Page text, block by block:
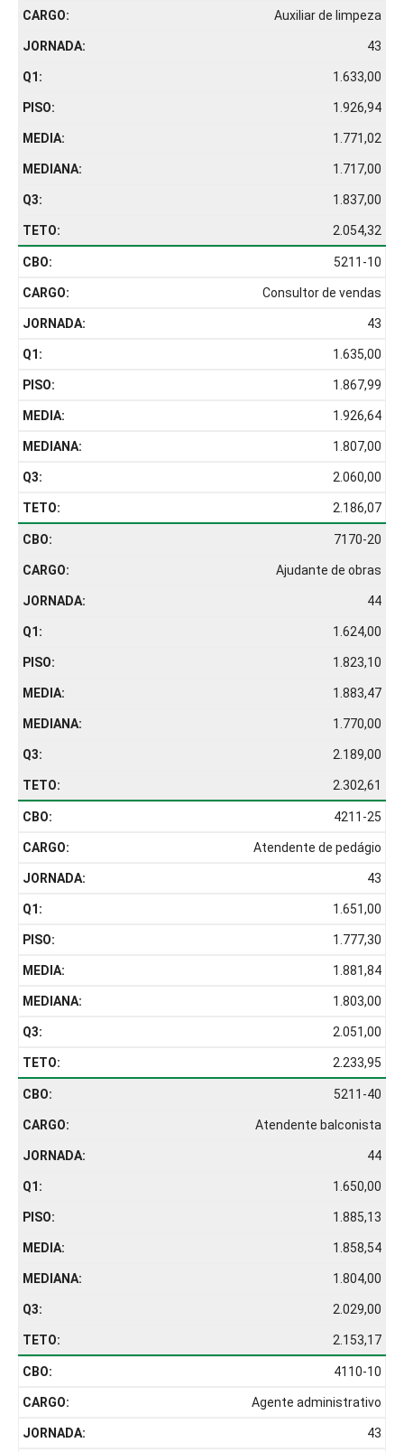
Auxiliar de limpeza
43
1.633,00
1.926,94
1.771,02
1.717,00
1.837,00
2.054,32
5211-10
Consultor de vendas
43
1.635,00
1.867,99
1.926,64
1.807,00
2.060,00
2.186,07
7170-20
Ajudante de obras
44
1.624,00
1.823,10
1.883,47
1.770,00
2.189,00
2.302,61
4211-25
Atendente de pedágio
43
1.651,00
1.777,30
1.881,84
1.803,00
2.051,00
2.233,95
5211-40
Atendente balconista
44
1.650,00
1.885,13
1.858,54
1.804,00
2.029,00
2.153,17
4110-10
Agente administrativo
43